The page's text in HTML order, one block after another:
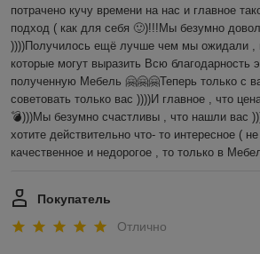
потрачено кучу времени на нас и главное
подход ( как для себя 🙂)!!!Мы безумно
))))Получилось ещё лучше чем мы ожидали ,
которые могут выразить Всю благодарность
полученную Мебель 🤗🤗🤗Теперь только с
советовать только вас ))))И главное , что
💣)))Мы безумно счастливы , что нашли вас
хотите действительно что- то интересное (
качественное и недорогое , то только в
Покупатель
Отлично